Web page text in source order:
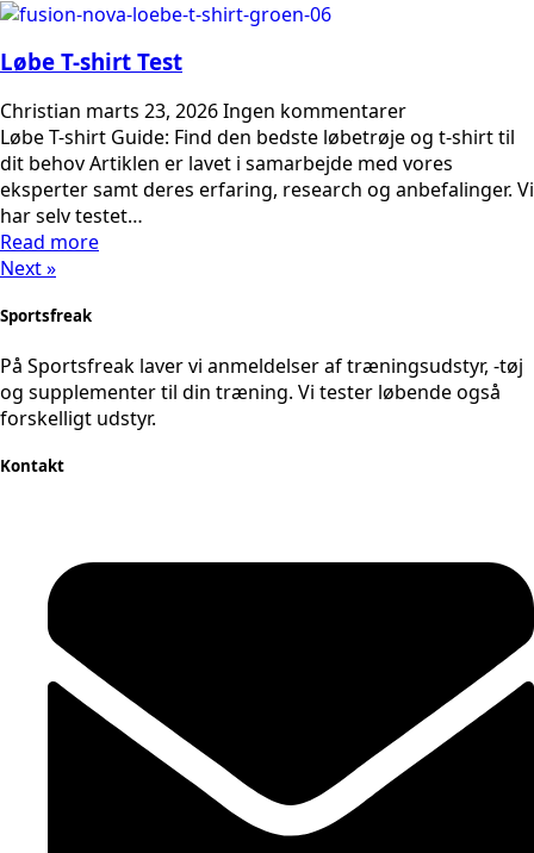
Løbe T-shirt Test
Christian marts 23, 2026Ingen kommentarer
Løbe T-shirt Guide: Find den bedste løbetrøje og t-shirt til
dit behov Artiklen er lavet i samarbejde med vores
eksperter samt deres erfaring, research og anbefalinger. Vi
har selv testet…
Read more
Next »
Sportsfreak
På Sportsfreak laver vi anmeldelser af træningsudstyr, -tøj
og supplementer til din træning. Vi tester løbende også
forskelligt udstyr.
Kontakt